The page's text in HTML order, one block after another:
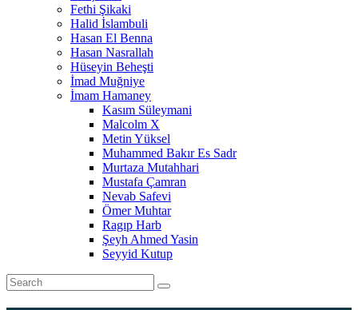
Fethi Şikaki
Halid İslambuli
Hasan El Benna
Hasan Nasrallah
Hüseyin Beheşti
İmad Muğniye
İmam Hamaney
Kasım Süleymani
Malcolm X
Metin Yüksel
Muhammed Bakır Es Sadr
Murtaza Mutahhari
Mustafa Çamran
Nevab Safevi
Ömer Muhtar
Ragıp Harb
Şeyh Ahmed Yasin
Seyyid Kutup